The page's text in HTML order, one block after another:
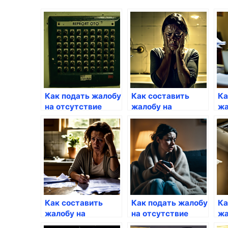
Как подать жалобу
на отсутствие
ремонта в
подъезде
Как составить
жалобу на
длительные
перебои с горячей
водой
Как составить
жалобу на
переплату за ЖКУ
Как подать жалобу
на отсутствие
отопления в